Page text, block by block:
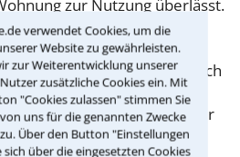
verwendet Cookies, um die
Website zu gewährleisten.
zur Weiterentwicklung unserer
zusätzliche Cookies ein. Mit
"Cookies zulassen" stimmen Sie
uns für die genannten Zwecke
Über den Button "Einstellungen
über die eingesetzten Cookies
zur Nutzung überlässt.
dies beispielsweise mit
Partnerin oder auch mit
Kinder. Ein solcher Anspruch
wer Eigentümer der
ist. Die Einzelheiten einer
Ihnen ein erfahrener